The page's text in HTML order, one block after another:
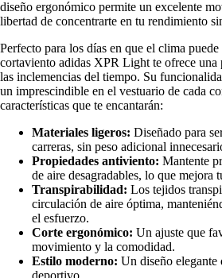
diseño ergonómico permite un excelente
libertad de concentrarte en tu rendimiento
Perfecto para los días en que el clima
cortaviento adidas XPR Light te ofrece una
las inclemencias del tiempo. Su
un imprescindible en el vestuario de cada
características que te encantarán:
Materiales ligeros: Diseñado para
carreras, sin peso adicional
Propiedades antiviento: Mantente
de aire desagradables, lo que mejora
Transpirabilidad: Los tejidos
circulación de aire óptima,
el esfuerzo.
Corte ergonómico: Un ajuste que
movimiento y la comodidad.
Estilo moderno: Un diseño elegante
deportivo.